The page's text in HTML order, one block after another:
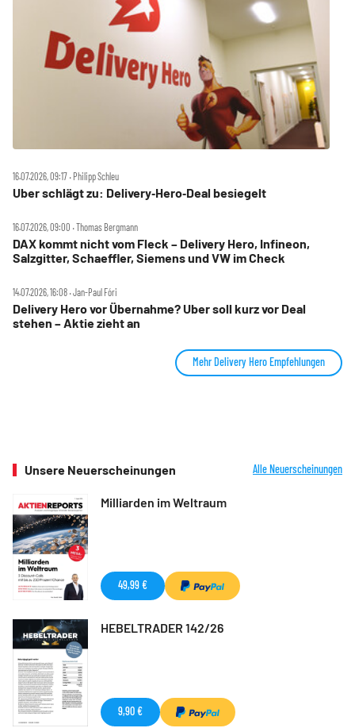
16.07.2026, 09:17 ‧ Philipp Schleu
Uber schlägt zu: Delivery‑Hero‑Deal besiegelt
16.07.2026, 09:00 ‧ Thomas Bergmann
DAX kommt nicht vom Fleck – Delivery Hero, Infineon,
Salzgitter, Schaeffler, Siemens und VW im Check
14.07.2026, 16:08 ‧ Jan-Paul Fóri
Delivery Hero vor Übernahme? Uber soll kurz vor Deal
stehen – Aktie zieht an
Mehr Delivery Hero Empfehlungen
Unsere Neuerscheinungen Alle Neuerscheinungen
Milliarden im Weltraum
49,99 €
HEBELTRADER 142/26
9,90 €